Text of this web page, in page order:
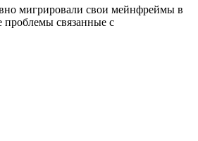
мигрировали свои мейнфреймы в
проблемы связанные с